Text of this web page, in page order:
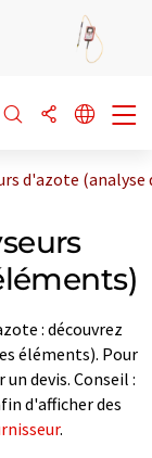
d'azote (analyse
: découvrez
éléments). Pour
devis. Conseil :
d'afficher des
.